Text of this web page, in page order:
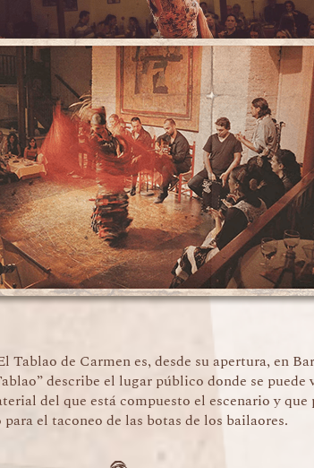
Tablao de Carmen es, desde su apertura, en
describe el lugar público donde se
del que está compuesto el escenario y
el taconeo de las botas de los bailaores.